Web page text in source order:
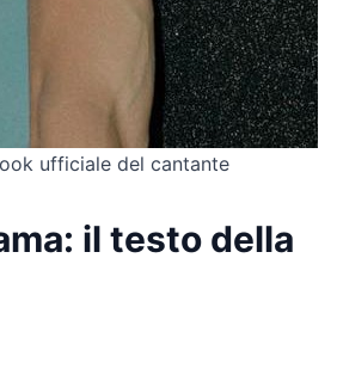
ufficiale del cantante
il testo della